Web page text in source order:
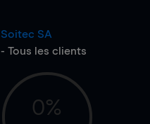
Soitec SA
- Tous les clients
0%